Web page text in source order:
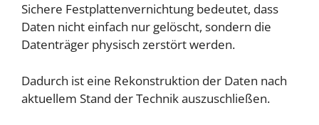
Sichere Festplattenvernichtung bedeutet, dass
Daten nicht einfach nur gelöscht, sondern die
Datenträger physisch zerstört werden.
Dadurch ist eine Rekonstruktion der Daten nach
aktuellem Stand der Technik auszuschließen.